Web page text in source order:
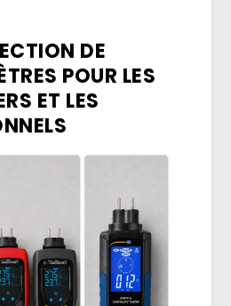
DE
POUR LES
ET LES